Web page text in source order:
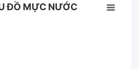
ĐỒ MỰC NƯỚC